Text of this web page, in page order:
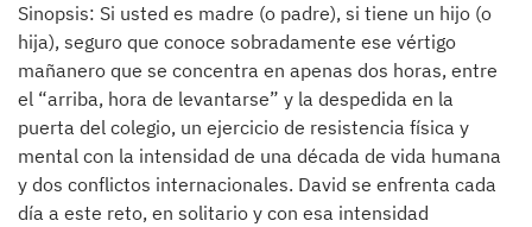
Sinopsis: Si usted es madre (o padre), si tiene un hijo (o
hija), seguro que conoce sobradamente ese vértigo
mañanero que se concentra en apenas dos horas, entre
el “arriba, hora de levantarse” y la despedida en la
puerta del colegio, un ejercicio de resistencia física y
mental con la intensidad de una década de vida humana
y dos conflictos internacionales. David se enfrenta cada
día a este reto, en solitario y con esa intensidad